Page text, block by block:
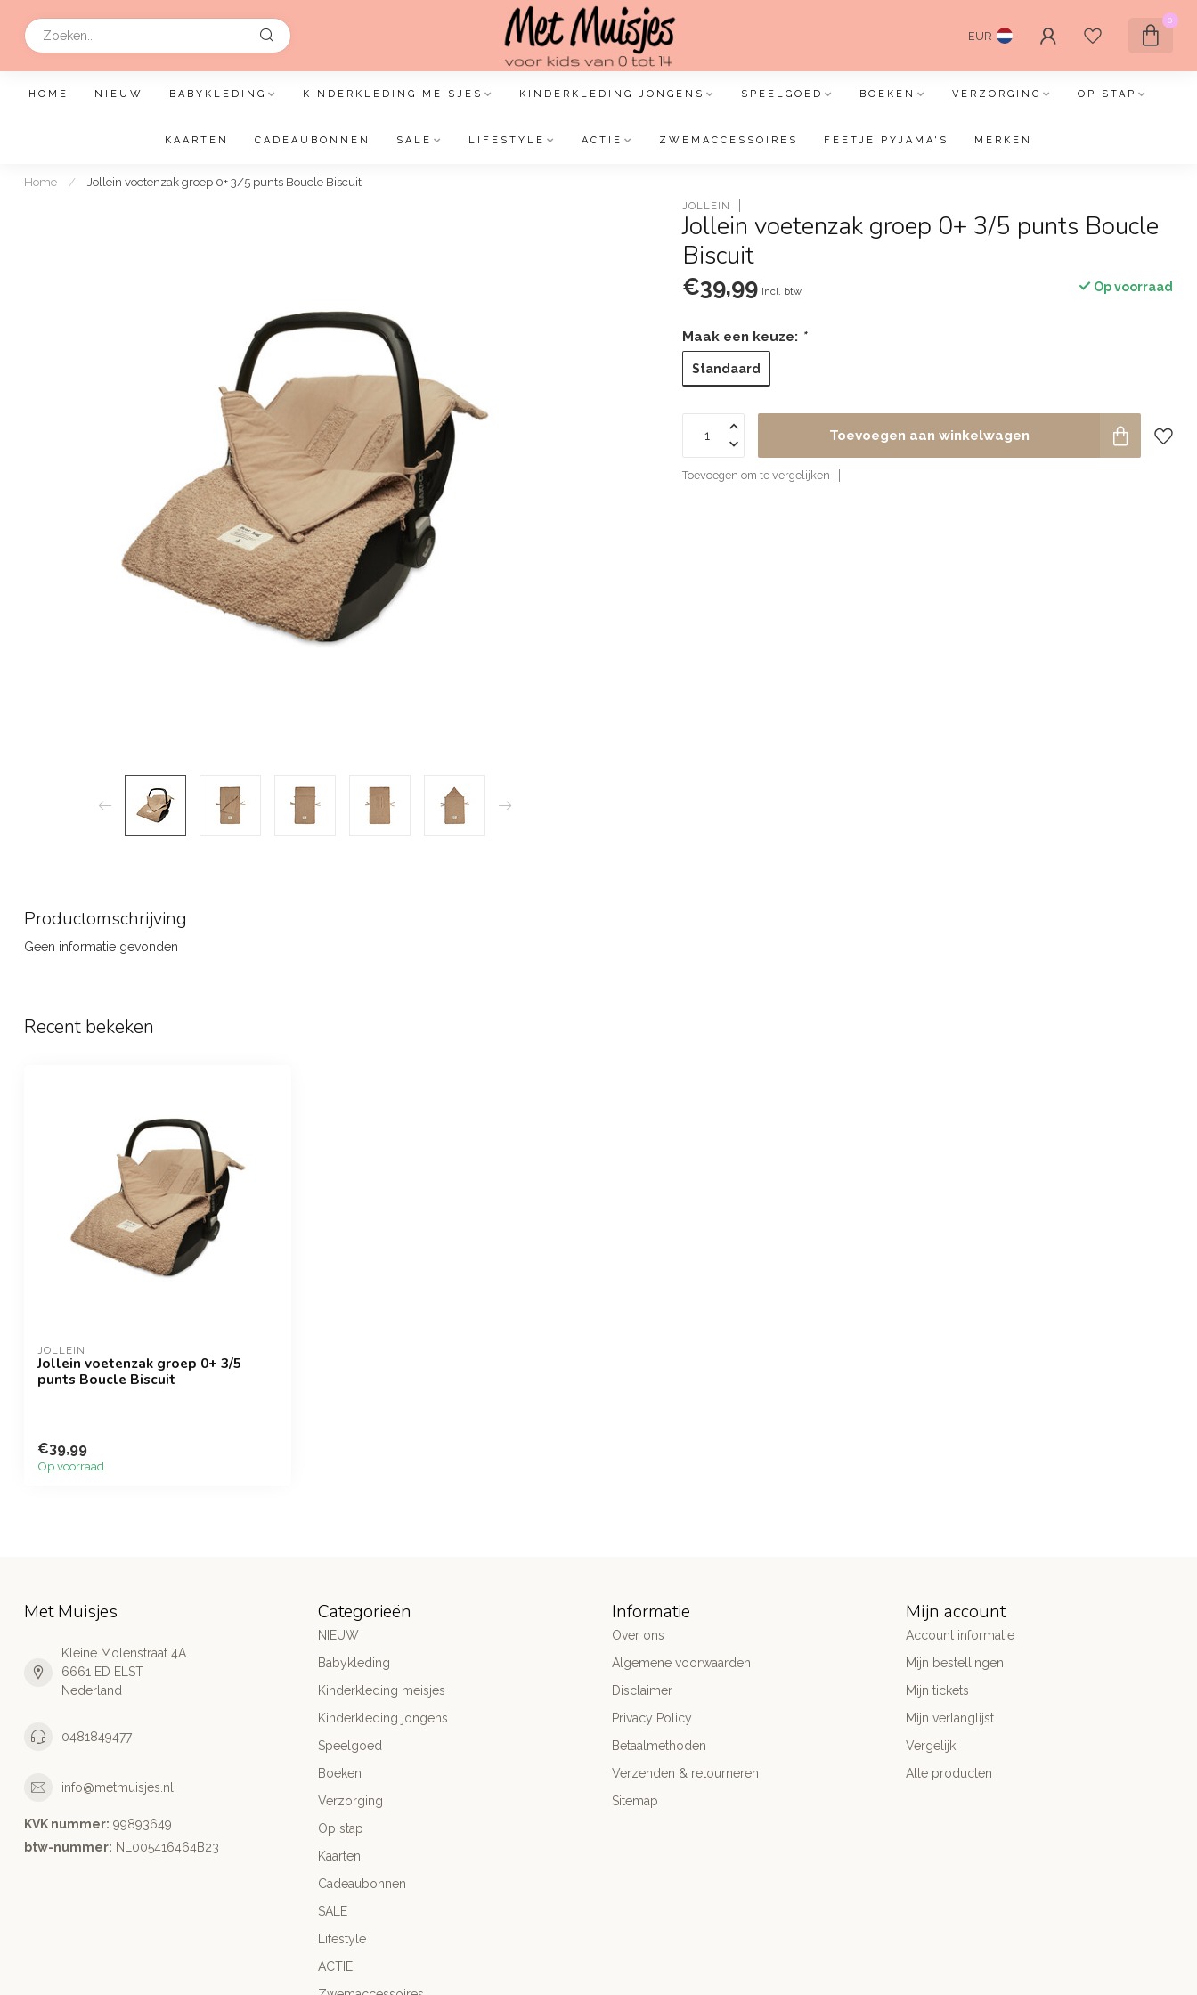
EUR
0
HOME NIEUW BABYKLEDING KINDERKLEDING MEISJES KINDERKLEDING JONGENS SPEELGOED BOEKEN VERZORGING OP STAP
KAARTEN CADEAUBONNEN SALE LIFESTYLE ACTIE ZWEMACCESSOIRES FEETJE PYJAMA'S MERKEN
Home / Jollein voetenzak groep 0+ 3/5 punts Boucle Biscuit
JOLLEIN
Jollein voetenzak groep 0+ 3/5 punts Boucle
Biscuit
€39,99 Incl. btw Op voorraad
Maak een keuze: *
Standaard
Toevoegen aan winkelwagen
Toevoegen om te vergelijken
Productomschrijving
Geen informatie gevonden
Recent bekeken
JOLLEIN
Jollein voetenzak groep 0+ 3/5
punts Boucle Biscuit
€39,99
Op voorraad
Met Muisjes
Kleine Molenstraat 4A
6661 ED ELST
Nederland
0481849477
info@metmuisjes.nl
KVK nummer: 99893649
btw-nummer: NL005416464B23
Categorieën
NIEUW
Babykleding
Kinderkleding meisjes
Kinderkleding jongens
Speelgoed
Boeken
Verzorging
Op stap
Kaarten
Cadeaubonnen
SALE
Lifestyle
ACTIE
Informatie
Over ons
Algemene voorwaarden
Disclaimer
Privacy Policy
Betaalmethoden
Verzenden & retourneren
Sitemap
Mijn account
Account informatie
Mijn bestellingen
Mijn tickets
Mijn verlanglijst
Vergelijk
Alle producten